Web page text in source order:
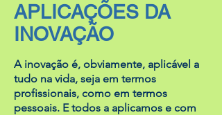
APLICAÇÕES DA
INOVAÇÃO
A inovação é, obviamente, aplicável a
tudo na vida, seja em termos
profissionais, como em termos
pessoais. E todos a aplicamos e com